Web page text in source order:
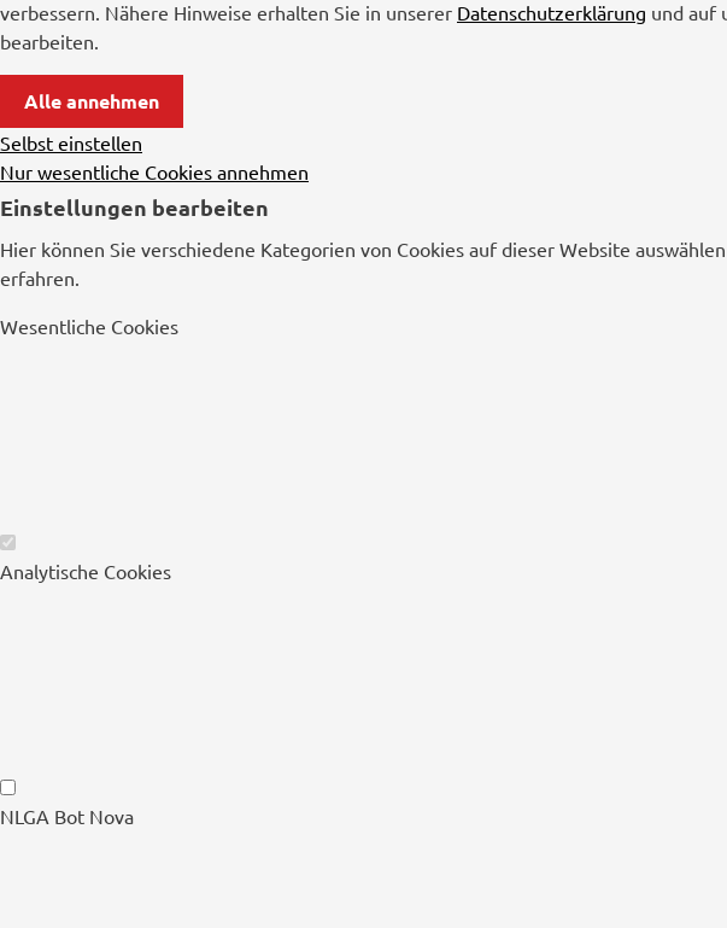
verbessern. Nähere Hinweise erhalten Sie in unserer Datenschutzerklärung und auf
bearbeiten.
Alle annehmen
Selbst einstellen
Nur wesentliche Cookies annehmen
Einstellungen bearbeiten
Hier können Sie verschiedene Kategorien von Cookies auf dieser Website
erfahren.
Wesentliche Cookies
Wesentliche
Cookies
Analytische Cookies
Analytische
Cookies
NLGA Bot Nova